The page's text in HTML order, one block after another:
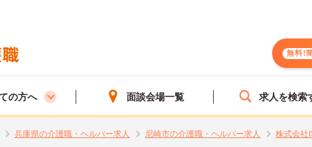
無料!
の方へ 面談会場一覧 求人を検索
兵庫県の介護職・ヘルパー求人 尼崎市の介護職・ヘルパー求人
株式会社